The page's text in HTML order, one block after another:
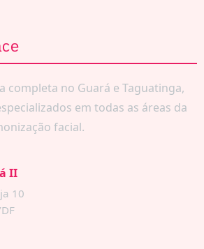
completa no Guará e Taguatinga,
em todas as áreas da
facial.
II
10